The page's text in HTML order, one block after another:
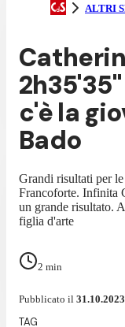
ALTRI
c'è la
Bado
Grandi risultati per
Francoforte. Infinita
un grande risultato.
figlia d'arte
2 min
Pubblicato il